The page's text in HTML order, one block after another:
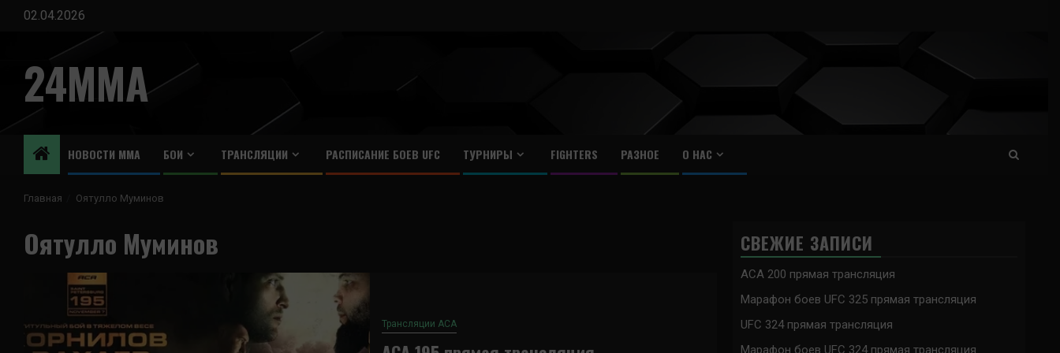
Перейти
содержимому
02.04.2026
24MMA
НОВОСТИ ММА БОИ ТРАНСЛЯЦИИ РАСПИСАНИЕ БОЕВ UFC ТУРНИРЫ FIGHTERS РАЗНОЕ О НАС
Главная Оятулло Муминов
Оятулло Муминов
Трансляции ACA
СВЕЖИЕ ЗАПИСИ
ACA 200 прямая трансляция
Марафон боев UFC 325 прямая трансляция
UFC 324 прямая трансляция
Марафон боев UFC 324 прямая трансляция